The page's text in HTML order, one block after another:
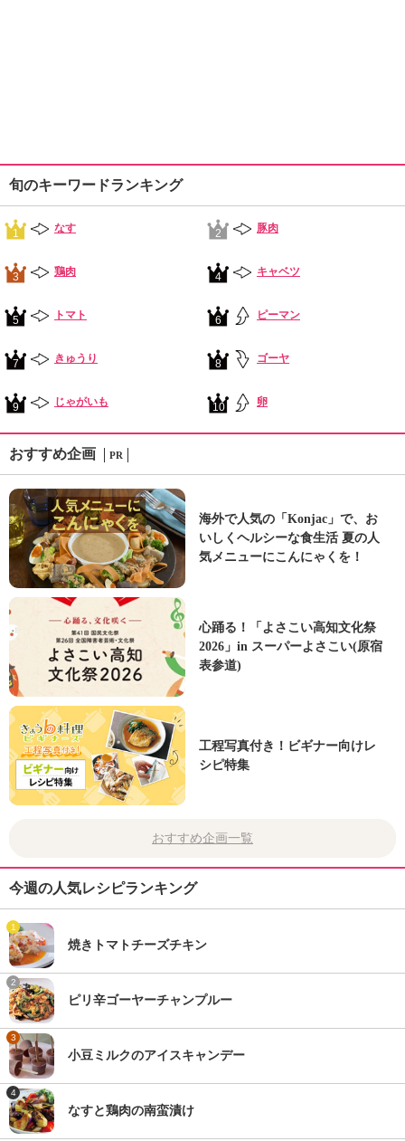
旬のキーワードランキング
1 なす 2 豚肉
3 鶏肉 4 キャベツ
5 トマト 6 ピーマン
7 きゅうり 8 ゴーヤ
9 じゃがいも 10 卵
おすすめ企画 PR
海外で人気の「Konjac」で、お
いしくヘルシーな食生活 夏の人
気メニューにこんにゃくを！
心踊る！「よさこい高知文化祭
2026」in スーパーよさこい(原宿
表参道)
工程写真付き！ビギナー向けレ
シピ特集
おすすめ企画一覧
今週の人気レシピランキング
1
焼きトマトチーズチキン
2
ピリ辛ゴーヤーチャンプルー
3
小豆ミルクのアイスキャンデー
4
なすと鶏肉の南蛮漬け